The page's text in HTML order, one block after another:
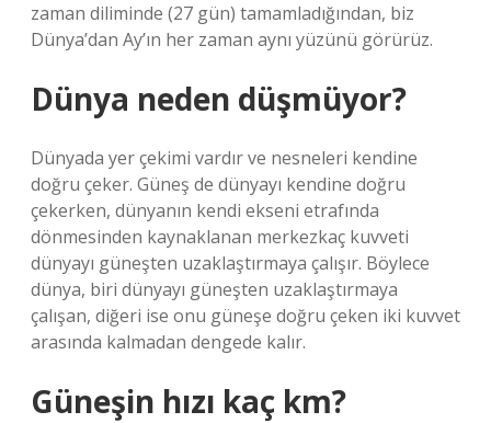
zaman diliminde (27 gün) tamamladığından, biz
Dünya’dan Ay’ın her zaman aynı yüzünü görürüz.
Dünya neden düşmüyor?
Dünyada yer çekimi vardır ve nesneleri kendine
doğru çeker. Güneş de dünyayı kendine doğru
çekerken, dünyanın kendi ekseni etrafında
dönmesinden kaynaklanan merkezkaç kuvveti
dünyayı güneşten uzaklaştırmaya çalışır. Böylece
dünya, biri dünyayı güneşten uzaklaştırmaya
çalışan, diğeri ise onu güneşe doğru çeken iki kuvvet
arasında kalmadan dengede kalır.
Güneşin hızı kaç km?